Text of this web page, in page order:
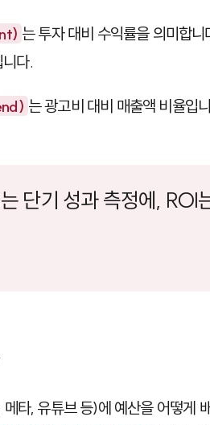
는 투자 대비 수익률을 의미합
다.
는 광고비 대비 매출액 비율
단기 성과 측정에, ROI
타, 유튜브 등)에 예산을 어떻게